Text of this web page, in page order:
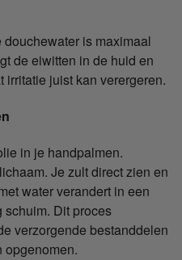
is maximaal
de eiwitten in de huid en
irritatie juist kan verergeren.
in je handpalmen.
Je zult direct zien en
water verandert in een
schuim. Dit proces
verzorgende bestanddelen
opgenomen.